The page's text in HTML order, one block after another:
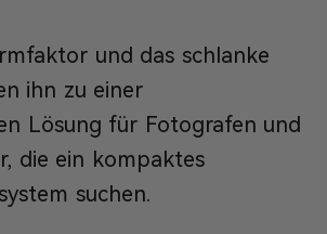
und das schlanke
ihn zu einer
Lösung für Fotografen und
die ein kompaktes
suchen.